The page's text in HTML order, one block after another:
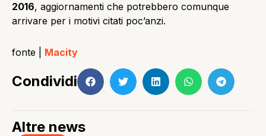
2016, aggiornamenti che potrebbero comunque
arrivare per i motivi citati poc’anzi.
fonte | Macity
Condividi
Altre news